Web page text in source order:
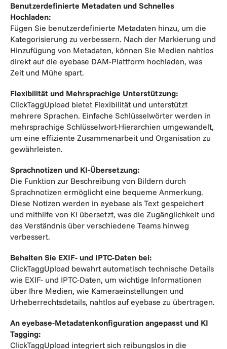
Benutzerdefinierte Metadaten und Schnelles
Hochladen:
Fügen Sie benutzerdefinierte Metadaten hinzu, um die
Kategorisierung zu verbessern. Nach der Markierung und
Hinzufügung von Metadaten, können Sie Medien nahtlos
direkt auf die eyebase DAM-Plattform hochladen, was
Zeit und Mühe spart.
Flexibilität und Mehrsprachige Unterstützung:
ClickTaggUpload bietet Flexibilität und unterstützt
mehrere Sprachen. Einfache Schlüsselwörter werden in
mehrsprachige Schlüsselwort-Hierarchien umgewandelt,
um eine effiziente Zusammenarbeit und Organisation zu
gewährleisten.
Sprachnotizen und KI-Übersetzung:
Die Funktion zur Beschreibung von Bildern durch
Sprachnotizen ermöglicht eine bequeme Anmerkung.
Diese Notizen werden in eyebase als Text gespeichert
und mithilfe von KI übersetzt, was die Zugänglichkeit und
das Verständnis über verschiedene Teams hinweg
verbessert.
Behalten Sie EXIF- und IPTC-Daten bei:
ClickTaggUpload bewahrt automatisch technische Details
wie EXIF- und IPTC-Daten, um wichtige Informationen
über Ihre Medien, wie Kameraeinstellungen und
Urheberrechtsdetails, nahtlos auf eyebase zu übertragen.
An eyebase-Metadatenkonfiguration angepasst und KI
Tagging:
ClickTaggUpload integriert sich reibungslos in die